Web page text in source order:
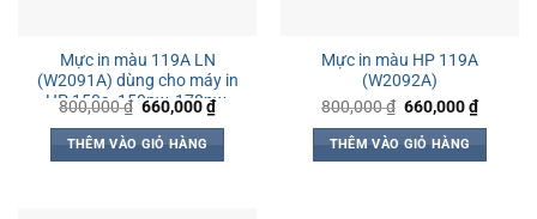
Mực in màu 119A LN
(W2091A) dùng cho máy in
HP 150a, 150nw, 178nw,
179fnw
800,000₫ Giá
là:
800,000 ₫.
660,000₫Giá
hiện
660,000 ₫.
THÊM VÀO GIỎ HÀNG
Mực in màu HP 119A
(W2092A)
800,000₫ Giá
là:
800,000 ₫.
660,000₫Giá
hiện
THÊM VÀO GIỎ HÀNG